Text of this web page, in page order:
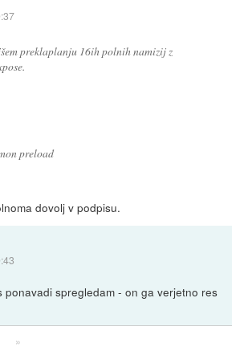
preklaplanju 16ih polnih namizij z
preload
dovolj v podpisu.
ponavadi spregledam - on ga verjetno res
»